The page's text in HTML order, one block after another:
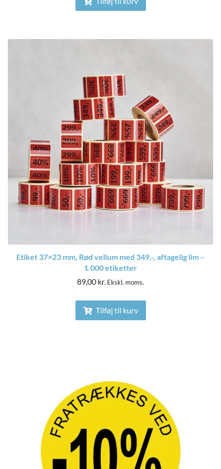
Etiket 37×23 mm, Rød vellum med 349,-, aftagelig lim –
1.000 etiketter
89,00 kr. Ekskl. moms.
Tilføj til kurv